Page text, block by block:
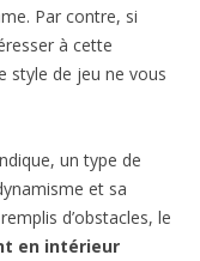
Par contre, si
à cette
style de jeu ne vous
un type de
et sa
d’obstacles, le
en intérieur